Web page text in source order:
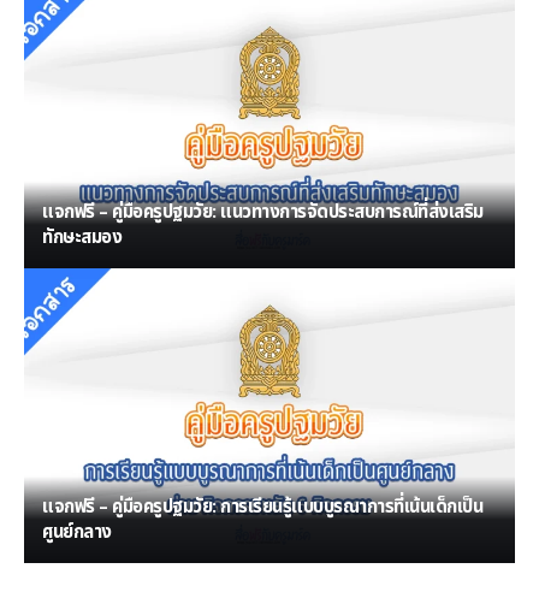
แจกฟรี – คู่มือครูปฐมวัย: แนวทางการจัดประสบการณ์ที่ส่งเสริม
ทักษะสมอง
แจกฟรี – คู่มือครูปฐมวัย: การเรียนรู้แบบบูรณาการที่เน้นเด็กเป็น
ศูนย์กลาง